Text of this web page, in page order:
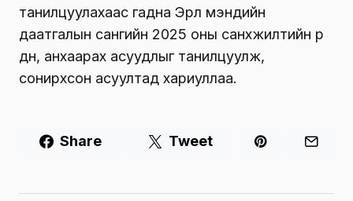
танилцуулахаас гадна Эрүүл мэндийн
даатгалын сангийн 2025 оны санхүүжилтийн үр
дүн, анхаарах асуудлыг танилцуулж,
сонирхсон асуултад хариуллаа.
Share Tweet